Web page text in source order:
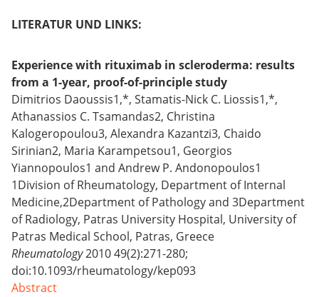
LITERATUR UND LINKS:
Experience with rituximab in scleroderma: results
from a 1-year, proof-of-principle study
Dimitrios Daoussis1,*, Stamatis-Nick C. Liossis1,*,
Athanassios C. Tsamandas2, Christina
Kalogeropoulou3, Alexandra Kazantzi3, Chaido
Sirinian2, Maria Karampetsou1, Georgios
Yiannopoulos1 and Andrew P. Andonopoulos1
1Division of Rheumatology, Department of Internal
Medicine,2Department of Pathology and 3Department
of Radiology, Patras University Hospital, University of
Patras Medical School, Patras, Greece
Rheumatology2010 49(2):271-280;
doi:10.1093/rheumatology/kep093
Abstract